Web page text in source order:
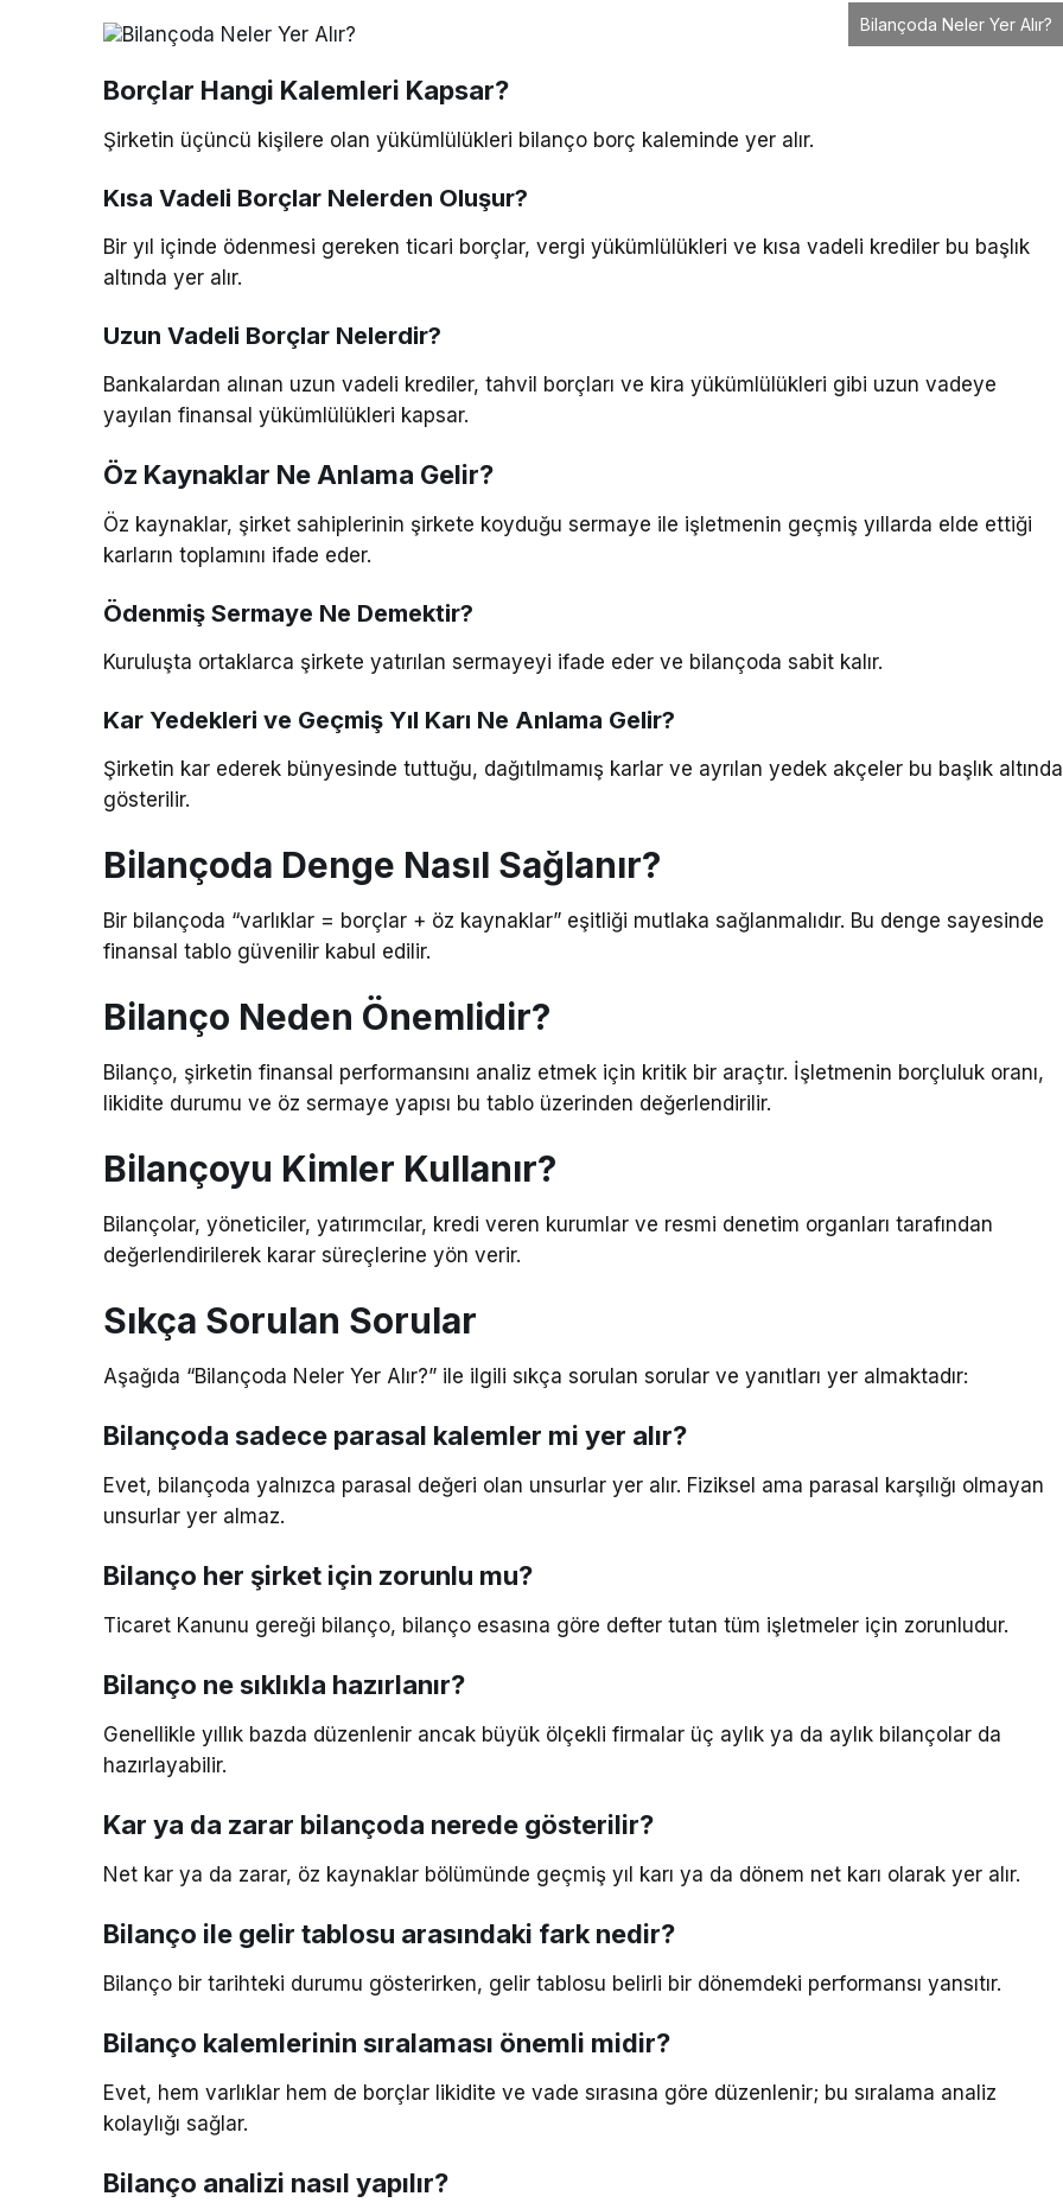
Bilançoda Neler Yer Alır?
Borçlar Hangi Kalemleri Kapsar?
Şirketin üçüncü kişilere olan yükümlülükleri bilanço borç kaleminde yer alır.
Kısa Vadeli Borçlar Nelerden Oluşur?
Bir yıl içinde ödenmesi gereken ticari borçlar, vergi yükümlülükleri ve kısa vadeli krediler bu başlık
altında yer alır.
Uzun Vadeli Borçlar Nelerdir?
Bankalardan alınan uzun vadeli krediler, tahvil borçları ve kira yükümlülükleri gibi uzun vadeye
yayılan finansal yükümlülükleri kapsar.
Öz Kaynaklar Ne Anlama Gelir?
Öz kaynaklar, şirket sahiplerinin şirkete koyduğu sermaye ile işletmenin geçmiş yıllarda elde ettiği
karların toplamını ifade eder.
Ödenmiş Sermaye Ne Demektir?
Kuruluşta ortaklarca şirkete yatırılan sermayeyi ifade eder ve bilançoda sabit kalır.
Kar Yedekleri ve Geçmiş Yıl Karı Ne Anlama Gelir?
Şirketin kar ederek bünyesinde tuttuğu, dağıtılmamış karlar ve ayrılan yedek akçeler bu başlık altında
gösterilir.
Bilançoda Denge Nasıl Sağlanır?
Bir bilançoda “varlıklar = borçlar + öz kaynaklar” eşitliği mutlaka sağlanmalıdır. Bu denge sayesinde
finansal tablo güvenilir kabul edilir.
Bilanço Neden Önemlidir?
Bilanço, şirketin finansal performansını analiz etmek için kritik bir araçtır. İşletmenin borçluluk oranı,
likidite durumu ve öz sermaye yapısı bu tablo üzerinden değerlendirilir.
Bilançoyu Kimler Kullanır?
Bilançolar, yöneticiler, yatırımcılar, kredi veren kurumlar ve resmi denetim organları tarafından
değerlendirilerek karar süreçlerine yön verir.
Sıkça Sorulan Sorular
Aşağıda “Bilançoda Neler Yer Alır?” ile ilgili sıkça sorulan sorular ve yanıtları yer almaktadır:
Bilançoda sadece parasal kalemler mi yer alır?
Evet, bilançoda yalnızca parasal değeri olan unsurlar yer alır. Fiziksel ama parasal karşılığı olmayan
unsurlar yer almaz.
Bilanço her şirket için zorunlu mu?
Ticaret Kanunu gereği bilanço, bilanço esasına göre defter tutan tüm işletmeler için zorunludur.
Bilanço ne sıklıkla hazırlanır?
Genellikle yıllık bazda düzenlenir ancak büyük ölçekli firmalar üç aylık ya da aylık bilançolar da
hazırlayabilir.
Kar ya da zarar bilançoda nerede gösterilir?
Net kar ya da zarar, öz kaynaklar bölümünde geçmiş yıl karı ya da dönem net karı olarak yer alır.
Bilanço ile gelir tablosu arasındaki fark nedir?
Bilanço bir tarihteki durumu gösterirken, gelir tablosu belirli bir dönemdeki performansı yansıtır.
Bilanço kalemlerinin sıralaması önemli midir?
Evet, hem varlıklar hem de borçlar likidite ve vade sırasına göre düzenlenir; bu sıralama analiz
kolaylığı sağlar.
Bilanço analizi nasıl yapılır?